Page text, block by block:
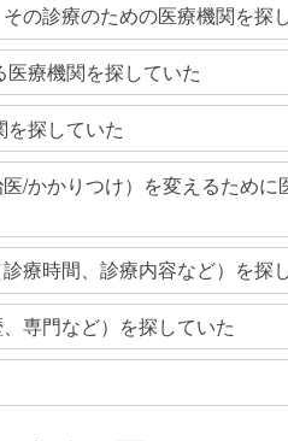
の診療のための医療機関を探
療機関を探していた
探していた
/かかりつけ）を変えるために
療時間、診療内容など）を探
専門など）を探していた